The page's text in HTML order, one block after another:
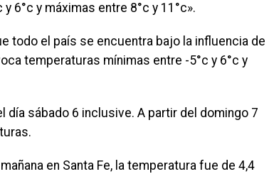
6°c y máximas entre 8°c y 11°c».
todo el país se encuentra bajo la influencia de
temperaturas mínimas entre -5°c y 6°c y
sábado 6 inclusive. A partir del domingo 7
en Santa Fe, la temperatura fue de 4,4